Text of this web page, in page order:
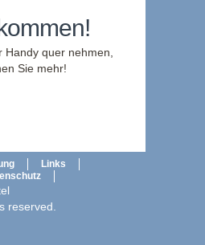
Handy quer nehmen,
Sie mehr!
Links
reserved.